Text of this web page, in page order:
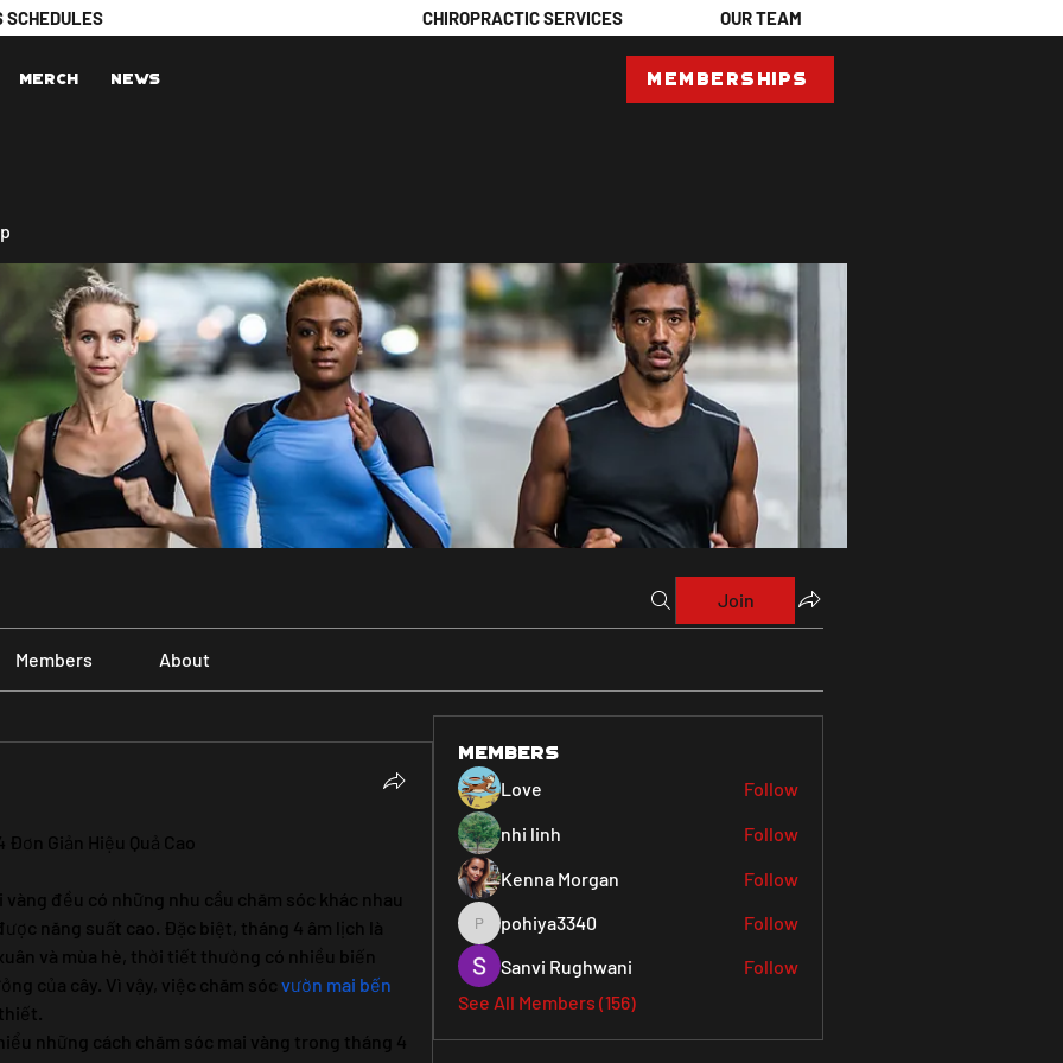
SCHEDULES CHIROPRACTIC SERVICES
Merch News Memberships
OUR TEAM
Join
Members About
Đơn Giản Hiệu Quả Cao
đều có những nhu cầu chăm sóc khác nhau
năng suất cao. Đặc biệt, tháng 4 âm lịch là
và mùa hè, thời tiết thường có nhiều biến
của cây. Vì vậy, việc chăm sóc vườn mai bến
những cách chăm sóc mai vàng trong tháng 4
Members
Love
Follow
nhi linh
Follow
Kenna Morgan
Follow
pohiya3340
pohiya3340
Follow
Sanvi Rughwani
Follow
See All Members (156)